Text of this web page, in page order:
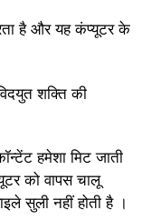
है और यह कंप्यूटर के
शक्ति की
हमेशा मिट जाती
को वापस चालू
सुली नहीं होती है ।